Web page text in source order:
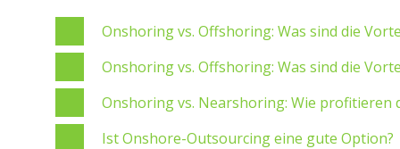
Onshoring vs. Offshoring: Was sind die
Onshoring vs. Offshoring: Was sind die
Onshoring vs. Nearshoring: Wie profitieren
Ist Onshore-Outsourcing eine gute Option?